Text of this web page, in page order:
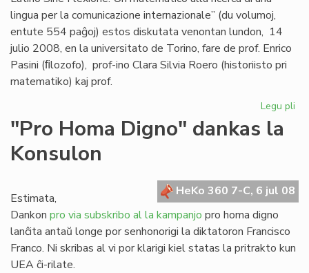
lingua per la comunicazione internazionale” (du volumoj,
entute 554 paĝoj) estos diskutata venontan lundon, 14
julio 2008, en la universitato de Torino, fare de prof. Enrico
Pasini (ﬁlozofo), prof-ino Clara Silvia Roero (historiisto pri
matematiko) kaj prof.
Legu pli
"Pro Homa Digno" dankas la
Konsulon
HeKo 360 7-C, 6 jul 08
Estimata,
Dankon pro via subskribo al la kampanjo pro homa digno
lanĉita antaŭ longe por senhonorigi la diktatoron Francisco
Franco. Ni skribas al vi por klarigi kiel statas la pritrakto kun
UEA ĉi-rilate.